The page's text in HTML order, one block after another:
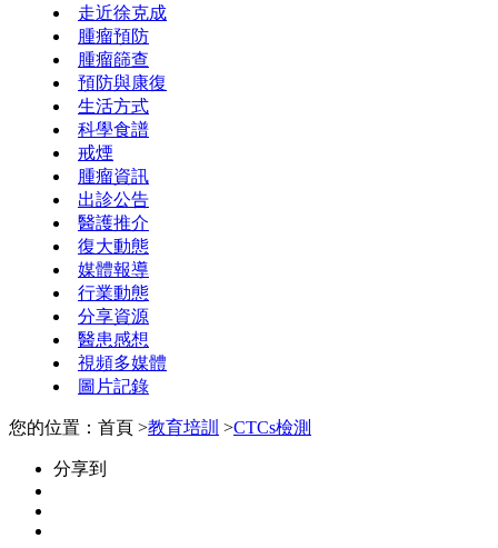
走近徐克成
腫瘤預防
腫瘤篩查
預防與康復
生活方式
科學食譜
戒煙
腫瘤資訊
出診公告
醫護推介
復大動態
媒體報導
行業動態
分享資源
醫患感想
視頻多媒體
圖片記錄
您的位置：首頁 >教育培訓 >CTCs檢測
分享到